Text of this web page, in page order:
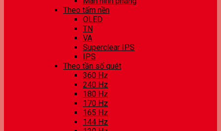
Theo tấm nền
OLED
TN
VA
Superclear IPS
IPS
Theo tần số quét
360 Hz
240 Hz
180 Hz
170 Hz
165 Hz
144 Hz